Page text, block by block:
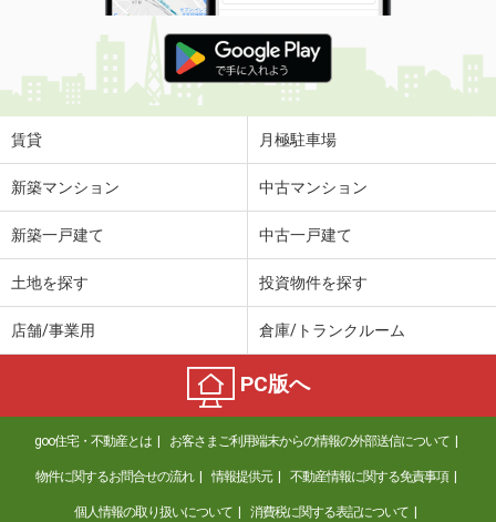
北海道札幌市豊平区平岸二条８丁目
価 格
5.20万円
住 所
北海道札幌市豊平区平岸二条８丁目
専有面積
北海道札幌市北区屯田四条３丁目
5.50万円
北海道札幌市南区真駒内曙町４丁目
6万円
住 所
北海道札幌市南区真駒内曙町４丁目
専有面積 55.48m²
間取り
2LDK
北海道札幌市東区北二十条東１６丁目
賃貸 月極駐車場
新築マンション 中古マンション
新築一戸建て 中古一戸建て
土地を探す 投資物件を探す
店舗/事業用 倉庫/トランクルーム
PC版へ
goo住宅・不動産とは お客さまご利用端末からの情報の外部送信について
物件に関するお問合せの流れ 情報提供元 不動産情報に関する免責事項
個人情報の取り扱いについて 消費税に関する表記について